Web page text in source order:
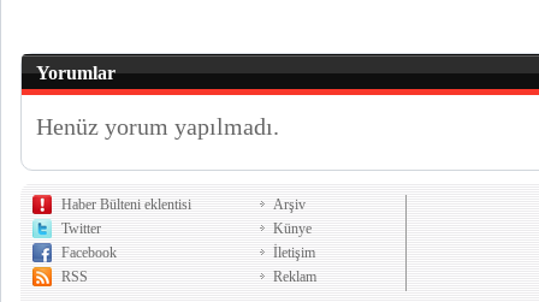
Yorumlar
Henüz yorum yapılmadı.
Haber Bülteni eklentisi
Twitter
Facebook
RSS
Arşiv
Künye
İletişim
Reklam